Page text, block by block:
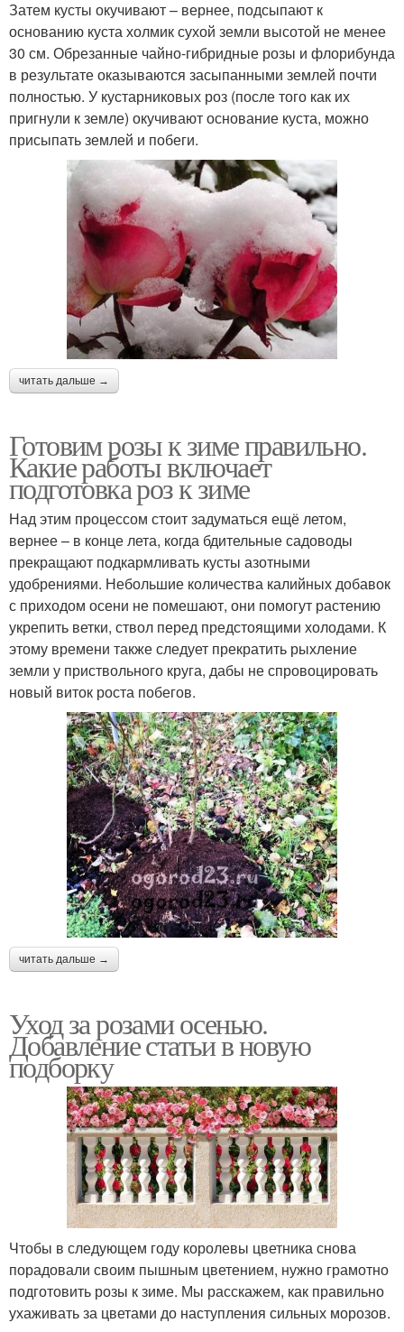
Затем кусты окучивают – вернее, подсыпают к
основанию куста холмик сухой земли высотой не менее
30 см. Обрезанные чайно-гибридные розы и флорибунда
в результате оказываются засыпанными землей почти
полностью. У кустарниковых роз (после того как их
пригнули к земле) окучивают основание куста, можно
присыпать землей и побеги.
читать дальше →
Готовим розы к зиме правильно.
Какие работы включает
подготовка роз к зиме
Над этим процессом стоит задуматься ещё летом,
вернее – в конце лета, когда бдительные садоводы
прекращают подкармливать кусты азотными
удобрениями. Небольшие количества калийных добавок
с приходом осени не помешают, они помогут растению
укрепить ветки, ствол перед предстоящими холодами. К
этому времени также следует прекратить рыхление
земли у приствольного круга, дабы не спровоцировать
новый виток роста побегов.
читать дальше →
Уход за розами осенью.
Добавление статьи в новую
подборку
Чтобы в следующем году королевы цветника снова
порадовали своим пышным цветением, нужно грамотно
подготовить розы к зиме. Мы расскажем, как правильно
ухаживать за цветами до наступления сильных морозов.